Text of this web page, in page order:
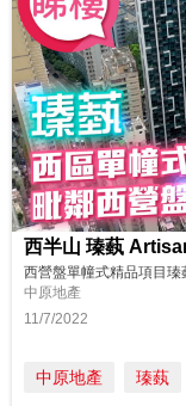
西半山 瑧蓺
中原地產
11/7/2022
中原地產 瑧蓺